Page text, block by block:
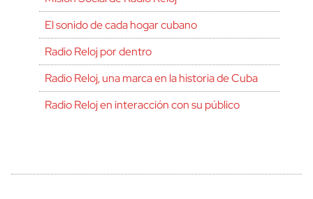
El sonido de cada hogar cubano
Radio Reloj por dentro
Radio Reloj, una marca en la historia de Cuba
Radio Reloj en interacción con su público